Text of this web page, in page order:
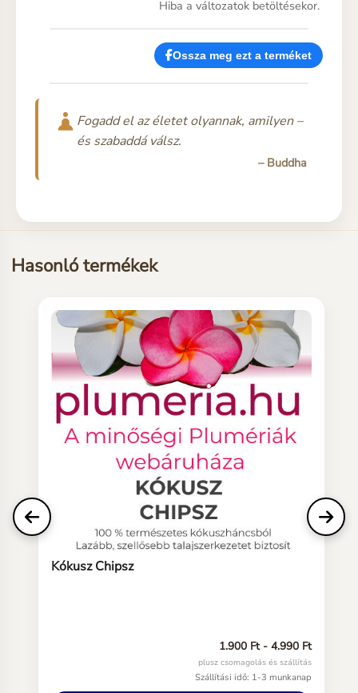
Hiba a változatok betöltésekor.
Ossza meg ezt a terméket
Fogadd el az életet olyannak, amilyen –
és szabaddá válsz.
– Buddha
Hasonló termékek
Kókusz Chipsz
1.900 Ft - 4.990 Ft
plusz csomagolás és szállítás
Szállítási idő: 1-3 munkanap